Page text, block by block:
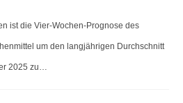
ist die Vier-Wochen-Prognose des
um den langjährigen Durchschnitt
2025 zu…